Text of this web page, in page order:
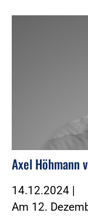
Axel Höhmann
14.12.2024 |
Am 12.